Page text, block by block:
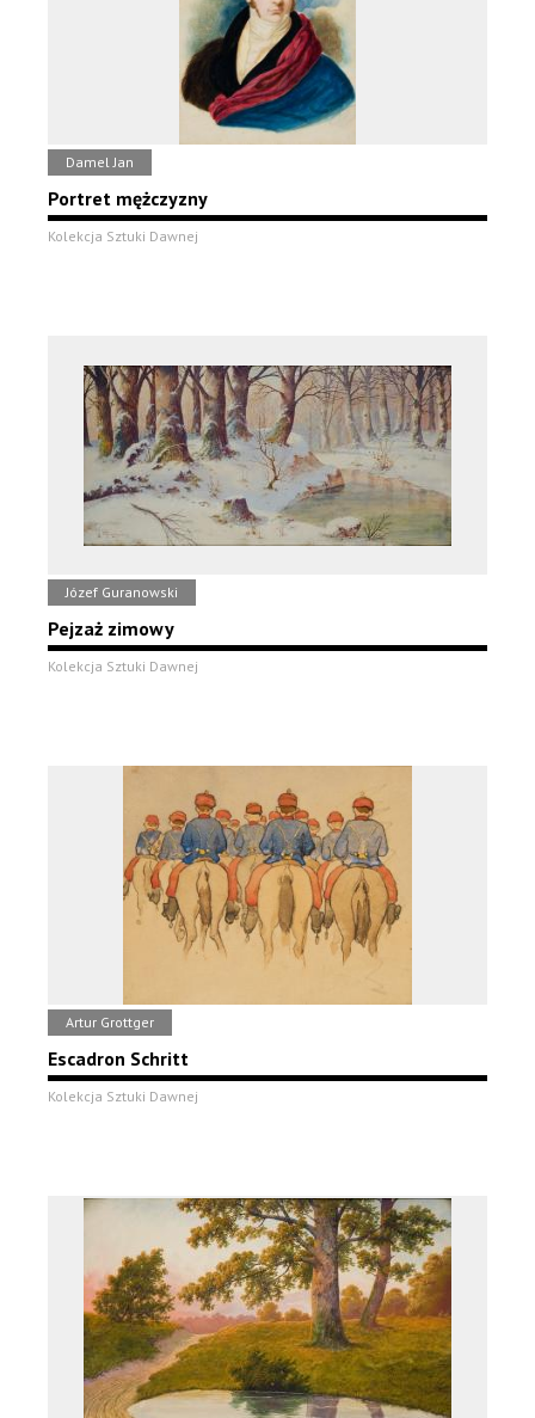
Damel Jan
Portret mężczyzny
Kolekcja Sztuki Dawnej
Józef Guranowski
Pejzaż zimowy
Kolekcja Sztuki Dawnej
Artur Grottger
Escadron Schritt
Kolekcja Sztuki Dawnej